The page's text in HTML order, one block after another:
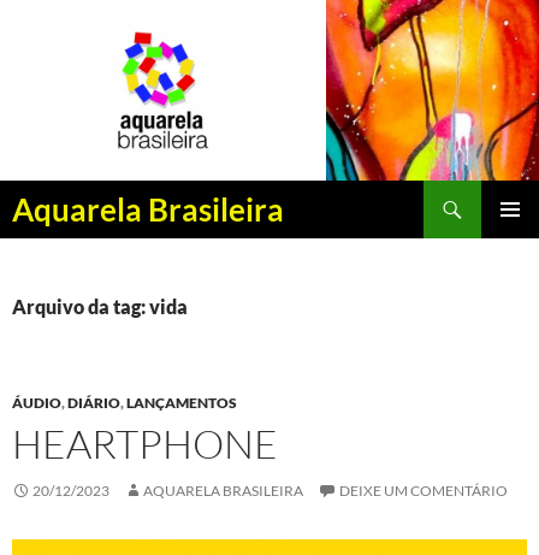
Aquarela Brasileira
Pesquisar
PULAR
CONTEÚDO
Arquivo da tag: vida
ÁUDIO,DIÁRIO,LANÇAMENTOS
HEARTPHONE
20/12/2023 AQUARELA BRASILEIRA DEIXE UM COMENTÁRIO